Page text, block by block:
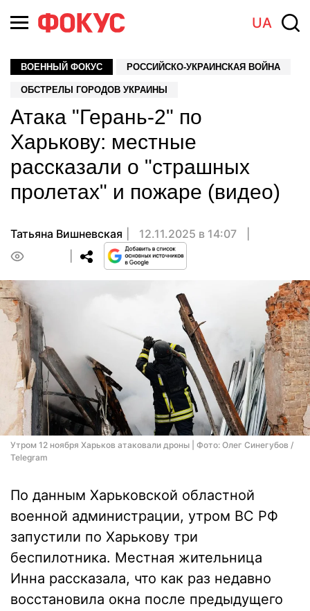
UA
ВОЕННЫЙ ФОКУС РОССИЙСКО-УКРАИНСКАЯ ВОЙНА
ОБСТРЕЛЫ ГОРОДОВ УКРАИНЫ
Атака "Герань-2" по
Харькову: местные
рассказали о "страшных
пролетах" и пожаре (видео)
Татьяна Вишневская
12.11.2025 в 14:07
Утром 12 ноября Харьков атаковали дроны | Фото: Олег Синегубов /
Telegram
По данным Харьковской областной
военной администрации, утром ВС РФ
запустили по Харькову три
беспилотника. Местная жительница
Инна рассказала, что как раз недавно
восстановила окна после предыдущего